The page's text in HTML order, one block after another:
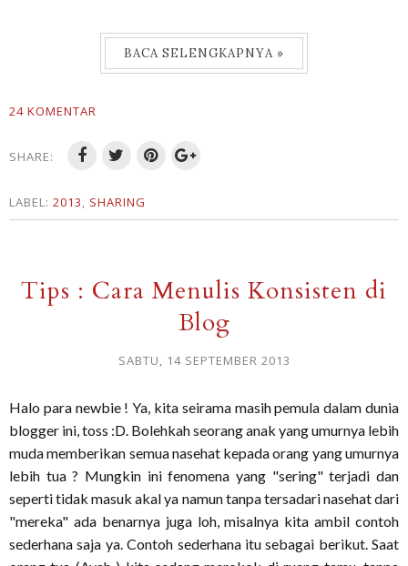
BACA SELENGKAPNYA »
24 KOMENTAR
SHARE:
LABEL: 2013, SHARING
Tips : Cara Menulis Konsisten di
Blog
SABTU, 14 SEPTEMBER 2013
Halo para newbie ! Ya, kita seirama masih pemula dalam dunia
blogger ini, toss :D. Bolehkah seorang anak yang umurnya lebih
muda memberikan semua nasehat kepada orang yang umurnya
lebih tua ? Mungkin ini fenomena yang "sering" terjadi dan
seperti tidak masuk akal ya namun tanpa tersadari nasehat dari
"mereka" ada benarnya juga loh, misalnya kita ambil contoh
sederhana saja ya. Contoh sederhana itu sebagai berikut. Saat